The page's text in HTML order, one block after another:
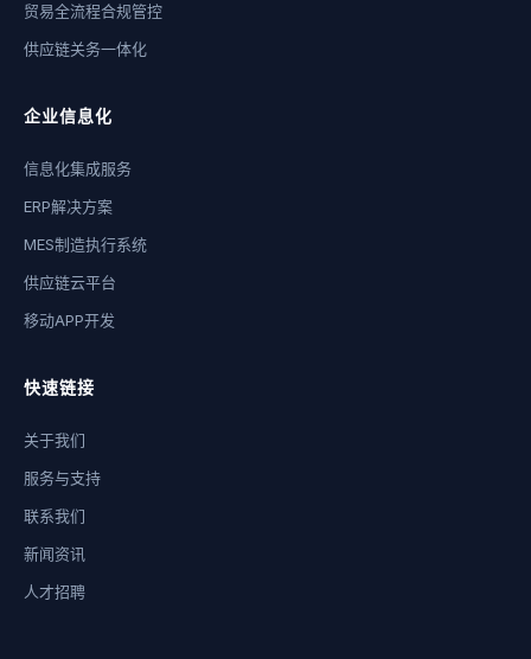
贸易全流程合规管控
供应链关务一体化
企业信息化
信息化集成服务
ERP解决方案
MES制造执行系统
供应链云平台
移动APP开发
快速链接
关于我们
服务与支持
联系我们
新闻资讯
人才招聘